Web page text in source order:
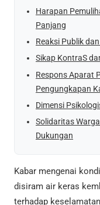
Harapan
Panjang
Reaksi Publik
Sikap KontraS
Respons Aparat
Pengungkapan
Dimensi
Solidaritas
Dukungan
Kabar mengenai
disiram air keras
terhadap